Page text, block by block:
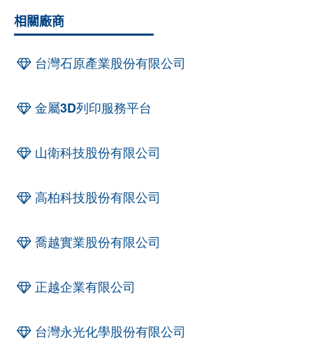
相關廠商
台灣石原產業股份有限公司
金屬3D列印服務平台
山衛科技股份有限公司
高柏科技股份有限公司
喬越實業股份有限公司
正越企業有限公司
台灣永光化學股份有限公司